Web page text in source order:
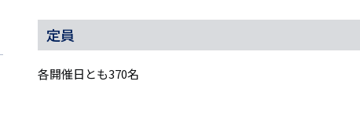
定員
各開催日とも370名